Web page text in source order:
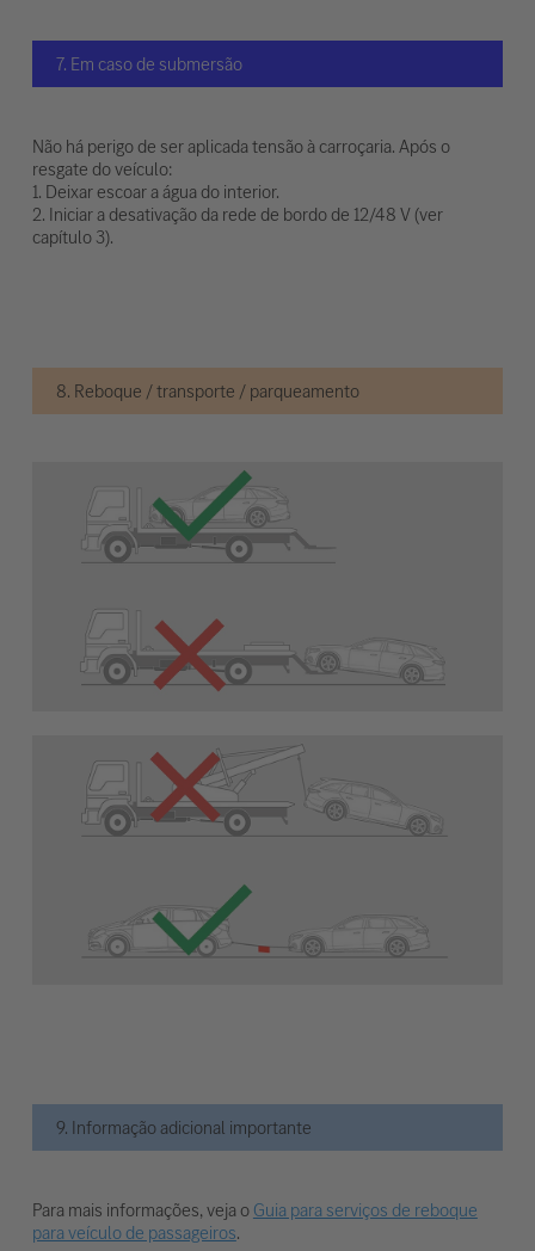
7. Em caso de submersão
Não há perigo de ser aplicada tensão à carroçaria. Após o
resgate do veículo:
1. Deixar escoar a água do interior.
2. Iniciar a desativação da rede de bordo de 12/48 V (ver
capítulo 3).
8. Reboque / transporte / parqueamento
9. Informação adicional importante
Para mais informações, veja oGuia para serviços de reboque
para veículo de passageiros.